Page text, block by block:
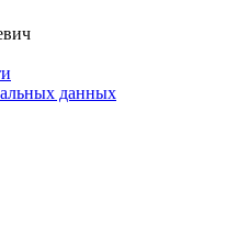
данных